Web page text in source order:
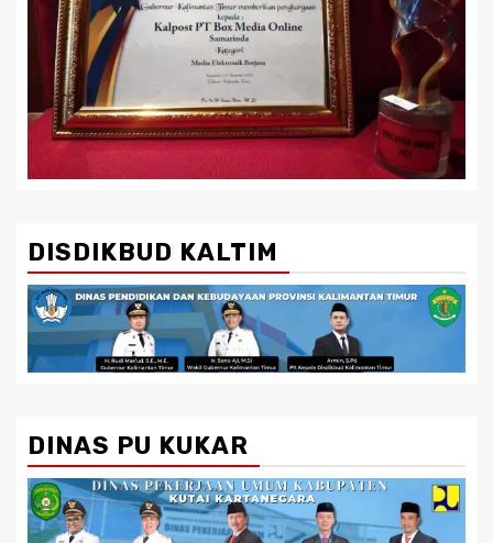
DISDIKBUD KALTIM
DINAS PU KUKAR